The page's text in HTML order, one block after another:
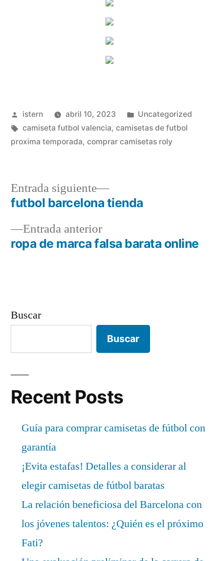
Publicado
por
istern abril 10, 2023
Publicado
en
Uncategorized
Etiquetas:
camiseta futbol valencia, camisetas de futbol
proxima temporada, comprar camisetas roly
Navegación
de
entradas
Entrada anteriorEntrada
anterior:
ropa de marca falsa barata online
Entrada siguiente
Entrada
siguiente:
futbol barcelona tienda
Buscar
Buscar
Recent Posts
Guía para comprar camisetas de fútbol con
garantía
¡Evita estafas! Detalles a considerar al
elegir camisetas de fútbol baratas
La relación beneficiosa del Barcelona con
los jóvenes talentos: ¿Quién es el próximo
Fati?